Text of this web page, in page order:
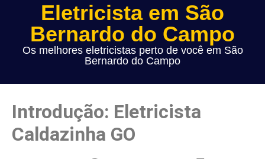
Eletricista em São
Bernardo do Campo
Os melhores eletricistas perto de você em São
Bernardo do Campo
Introdução: Eletricista
Caldazinha GO